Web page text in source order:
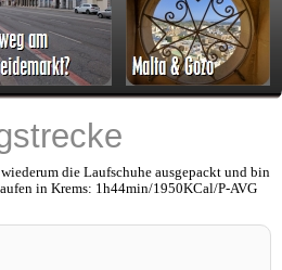
die Laufschuhe ausgepackt und bin
in Krems: 1h44min/1950KCal/P-AVG